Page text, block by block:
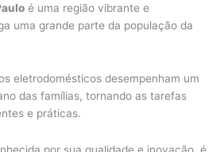
é uma região vibrante e
uma grande parte da população da
eletrodomésticos desempenham um
das famílias, tornando as tarefas
e práticas.